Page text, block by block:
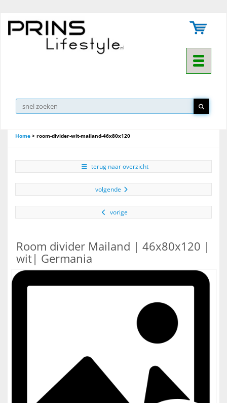
Toggle
Home > room-divider-wit-mailand-46x80x120
terug naar overzicht
volgende
vorige
Room divider Mailand | 46x80x120 |
wit| Germania